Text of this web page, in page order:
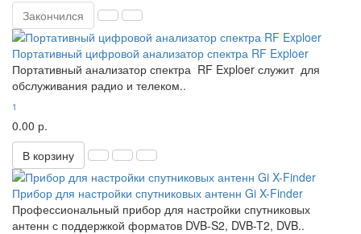
Закончился
Портативный цифровой анализатор спектра RF Exploer
Портативный анализатор спектра RF Exploer служит для
обслуживания радио и телеком..
1
0.00 р.
В корзину
Прибор для настройки спутниковых антенн Gi X-Finder
Профессиональный прибор для настройки спутниковых
антенн с поддержкой форматов DVB-S2, DVB-T2, DVB..